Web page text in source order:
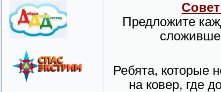
Предложите
Ребята, которые
на ковер, где